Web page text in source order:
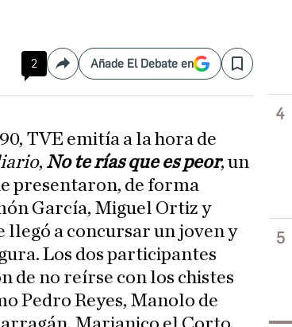
2 CompartirAñade El Debate en Save
TVE emitía a la hora de
, No te rías que es peor, un
presentaron, de forma
García, Miguel Ortiz y
llegó a concursar un joven y
Los dos participantes
de no reírse con los chistes
Pedro Reyes, Manolo de